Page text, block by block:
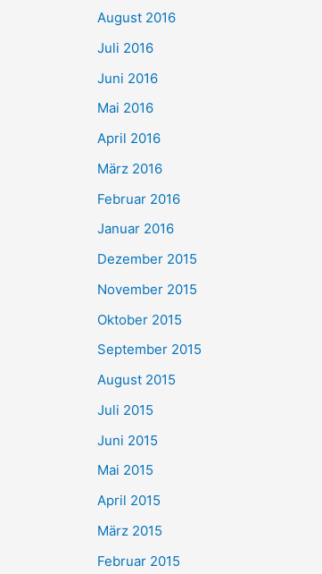
August 2016
Juli 2016
Juni 2016
Mai 2016
April 2016
März 2016
Februar 2016
Januar 2016
Dezember 2015
November 2015
Oktober 2015
September 2015
August 2015
Juli 2015
Juni 2015
Mai 2015
April 2015
März 2015
Februar 2015